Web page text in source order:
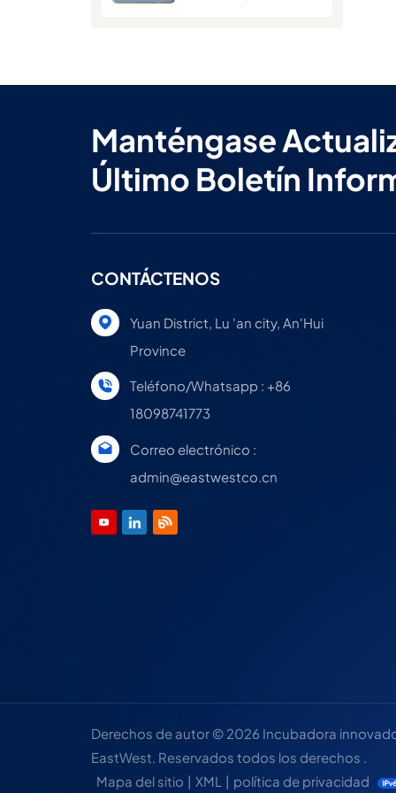
Manténgase
Último Boletín
CONTÁCTENOS
Yuan District, Lu 'an city, An'Hui
Province
Teléfono/Whatsapp : +86
18098741773
Correo electrónico :
admin@eastwestco.cn
Derechos de autor © 2026 Incubadora
EastWest. Reservados todos los derechos .
Mapa del sitio | XML | política de privacidad